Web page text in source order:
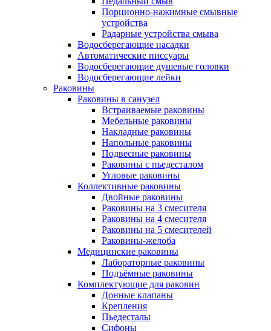
Порционно-нажимные смывные
устройства
Радарные устройства смыва
Водосберегающие насадки
Автоматические писсуары
Водосберегающие душевые головки
Водосберегающие лейки
Раковины
Раковины в санузел
Встраиваемые раковины
Мебельные раковины
Накладные раковины
Напольные раковины
Подвесные раковины
Раковины с пьедесталом
Угловые раковины
Коллективные раковины
Двойные раковины
Раковины на 3 смесителя
Раковины на 4 смесителя
Раковины на 5 смесителей
Раковины-желоба
Медицинские раковины
Лабораторные раковины
Подъёмные раковины
Комплектующие для раковин
Донные клапаны
Крепления
Пьедесталы
Сифоны